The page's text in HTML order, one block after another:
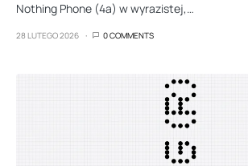
Nothing Phone (4a) w wyrazistej,…
28 LUTEGO 2026 0 COMMENTS